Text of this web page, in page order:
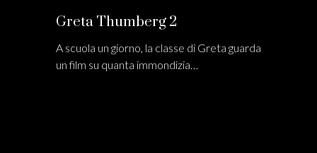
Greta Thumberg 2
A scuola un giorno, la classe di Greta guarda
un film su quanta immondizia…